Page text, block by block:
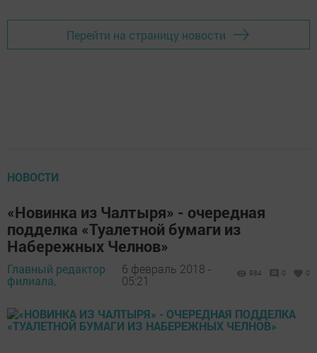
Перейти на страницу новости
НОВОСТИ
«Новинка из Чалтыря» - очередная
подделка «Туалетной бумаги из
Набережных Челнов»
Главный редактор
филиала,
6 февраль 2018 -
05:21
984 0 0